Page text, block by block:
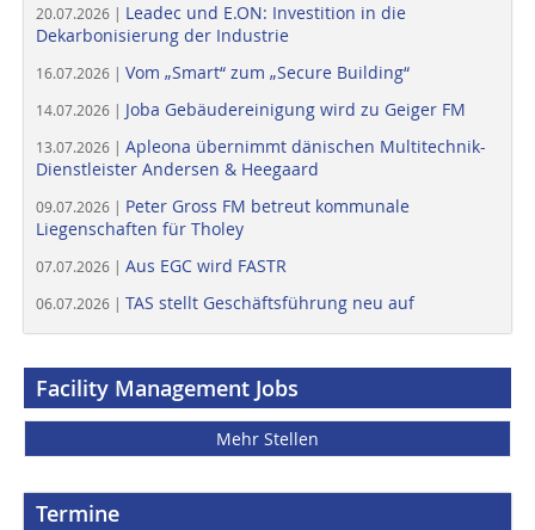
20.07.2026 | Leadec und E.ON: Investition in die
Dekarbonisierung der Industrie
16.07.2026 | Vom „Smart“ zum „Secure Building“
14.07.2026 | Joba Gebäudereinigung wird zu Geiger FM
13.07.2026 | Apleona übernimmt dänischen Multitechnik-
Dienstleister Andersen & Heegaard
09.07.2026 | Peter Gross FM betreut kommunale
Liegenschaften für Tholey
07.07.2026 | Aus EGC wird FASTR
06.07.2026 | TAS stellt Geschäftsführung neu auf
Facility Management Jobs
Mehr Stellen
Termine